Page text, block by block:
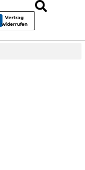
Vertrag
widerrufen